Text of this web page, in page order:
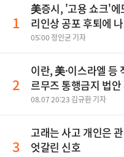
1
美증시, '고용 쇼크'
리인상 공포 후퇴에
05:00 정인균 기자
2
이란, 美·이스라엘 등
르무즈 통행금지 법안
08.07 20:23 김규환 기자
3
고래는 사고 개인은
엇갈린 신호